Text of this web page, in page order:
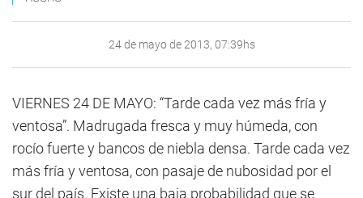
24 de mayo de 2013, 07:39hs
VIERNES 24 DE MAYO: “Tarde cada vez más fría y
ventosa”. Madrugada fresca y muy húmeda, con
rocío fuerte y bancos de niebla densa. Tarde cada vez
más fría y ventosa, con pasaje de nubosidad por el
sur del país. Existe una baja probabilidad que se